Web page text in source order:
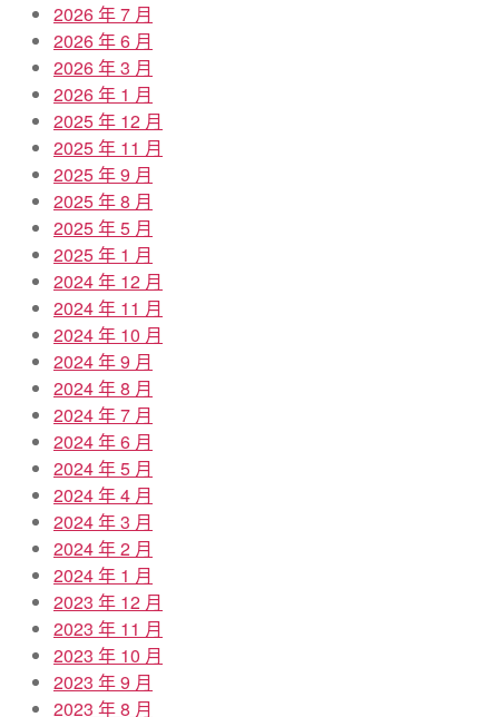
2026 年 7 月
2026 年 6 月
2026 年 3 月
2026 年 1 月
2025 年 12 月
2025 年 11 月
2025 年 9 月
2025 年 8 月
2025 年 5 月
2025 年 1 月
2024 年 12 月
2024 年 11 月
2024 年 10 月
2024 年 9 月
2024 年 8 月
2024 年 7 月
2024 年 6 月
2024 年 5 月
2024 年 4 月
2024 年 3 月
2024 年 2 月
2024 年 1 月
2023 年 12 月
2023 年 11 月
2023 年 10 月
2023 年 9 月
2023 年 8 月